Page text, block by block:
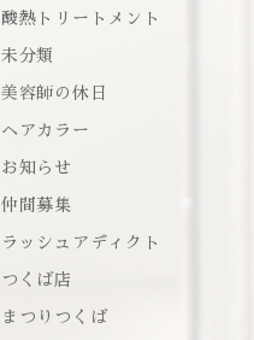
酸熱トリートメント
未分類
美容師の休日
ヘアカラー
お知らせ
仲間募集
ラッシュアディクト
つくば店
まつりつくば